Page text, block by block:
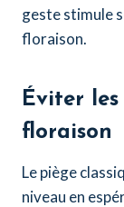
geste stimule
floraison.
Éviter
floraison
Le piège
niveau en